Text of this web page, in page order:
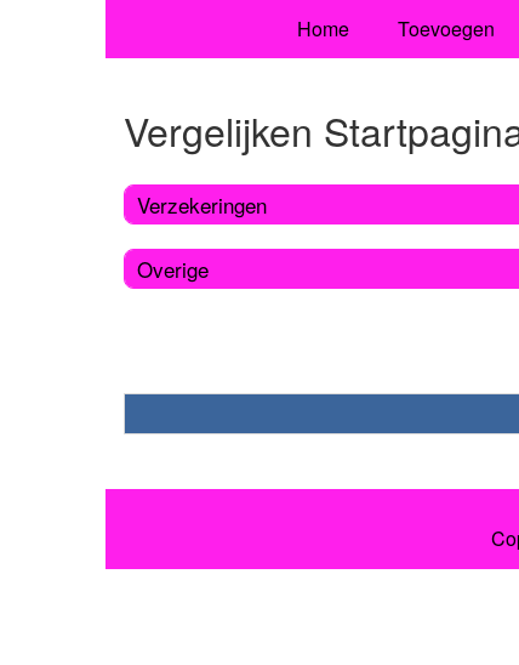
Home Toevoegen
Vergelijken
Verzekeringen
Overige